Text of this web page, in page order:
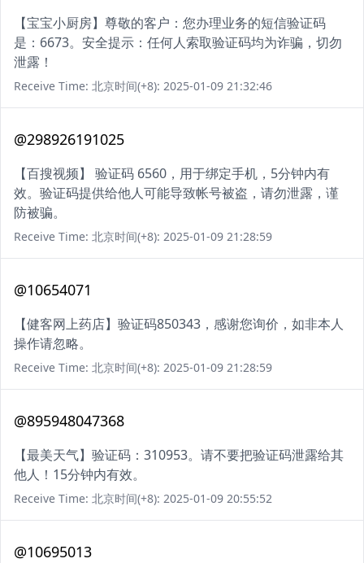
【宝宝小厨房】尊敬的客户：您办理业务的短信验证码
是：6673。安全提示：任何人索取验证码均为诈骗，切勿
泄露！
Receive Time: 北京时间(+8): 2025-01-09 21:32:46
@298926191025
【百搜视频】 验证码 6560，用于绑定手机，5分钟内有
效。验证码提供给他人可能导致帐号被盗，请勿泄露，谨
防被骗。
Receive Time: 北京时间(+8): 2025-01-09 21:28:59
@10654071
【健客网上药店】验证码850343，感谢您询价，如非本人
操作请忽略。
Receive Time: 北京时间(+8): 2025-01-09 21:28:59
@895948047368
【最美天气】验证码：310953。请不要把验证码泄露给其
他人！15分钟内有效。
Receive Time: 北京时间(+8): 2025-01-09 20:55:52
@10695013